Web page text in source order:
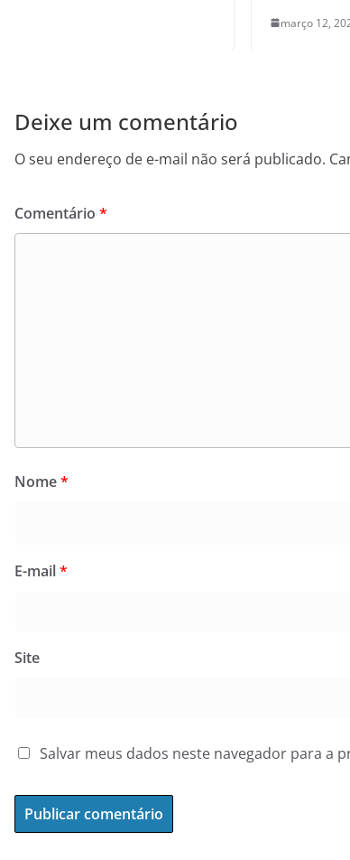
Deixe um comentário
O seu endereço de e-mail não será publicado.
Comentário *
Nome*
E-mail*
Site
Salvar meus dados neste navegador para a